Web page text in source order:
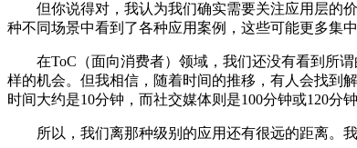
但你说得对，我认为我们确实需要关注应用层的价
种不同场景中看到了各种应用案例，这些可能更多集
在ToC（面向消费者）领域，我们还没有看到所谓
样的机会。但我相信，随着时间的推移，有人会找到
时间大约是10分钟，而社交媒体则是100分钟或120分钟
所以，我们离那种级别的应用还有很远的距离。我